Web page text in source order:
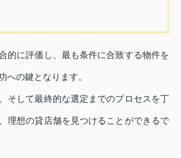
的に評価し、最も条件に合致する物件を
への鍵となります。
そして最終的な選定までのプロセスを丁
理想の貸店舗を見つけることができるで